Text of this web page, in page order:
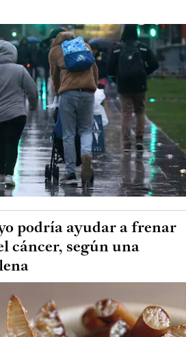
podría ayudar a frenar
cáncer, según una